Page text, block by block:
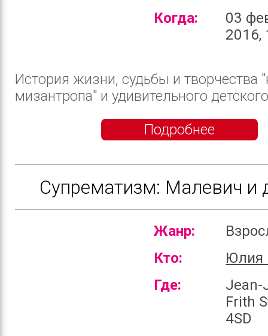
Когда:
03
2016,
История жизни, судьбы и творчества
мизантропа" и удивительного
Подробнее
Супрематизм: Малевич и
Жанр:
Кто:
Юлия
Где:
Jean-
Frith
4SD